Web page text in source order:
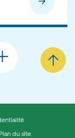
Plan du site